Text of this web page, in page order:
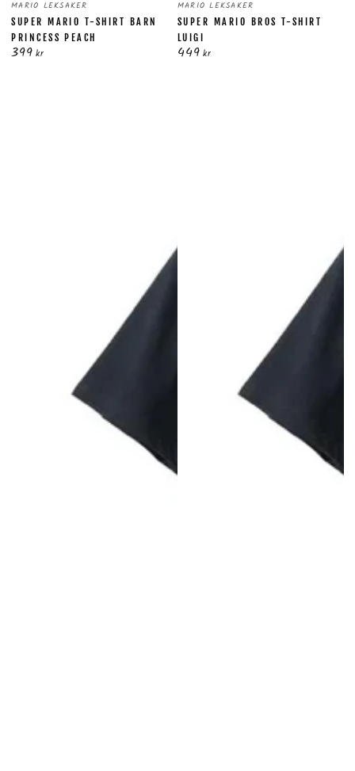
MARIO LEKSAKER
SUPER MARIO T-SHIRT BARN
PRINCESS PEACH
Ordinarie
399 kr
MARIO LEKSAKER
SUPER MARIO BROS T-SHIRT
LUIGI
Ordinarie
449 kr